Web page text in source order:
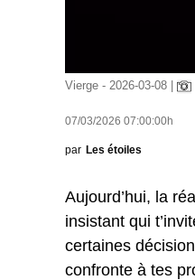
Vierge - 2026-03-08 |
07/03/2026 07:00:00h
par Les étoiles
Aujourd’hui, la
insistant qui
certaines
confronte à tes